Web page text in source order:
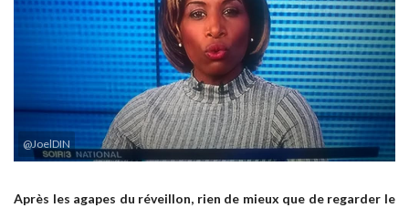
@JoelDIN
Après les agapes du réveillon, rien de mieux que de regarder le